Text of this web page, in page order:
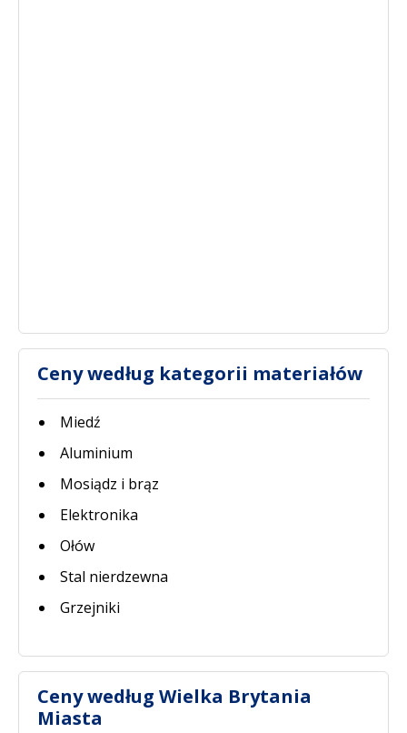
Ceny według kategorii materiałów
Miedź
Aluminium
Mosiądz i brąz
Elektronika
Ołów
Stal nierdzewna
Grzejniki
Ceny według Wielka Brytania
Miasta